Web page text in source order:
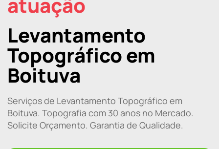
Levantamento
Topográfico em
Boituva
Serviços de Levantamento Topográfico em
Boituva. Topografia com 30 anos no Mercado.
Solicite Orçamento. Garantia de Qualidade.